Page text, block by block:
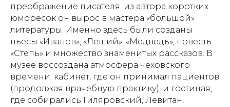
преображение писателя: из автора коротких
юморесок он вырос в мастера «большой»
литературы. Именно здесь были созданы
пьесы «Иванов», «Леший», «Медведь», повесть
«Степь» и множество знаменитых рассказов. В
музее воссоздана атмосфера чеховского
времени: кабинет, где он принимал пациентов
(продолжая врачебную практику), и гостиная,
где собирались Гиляровский, Левитан,